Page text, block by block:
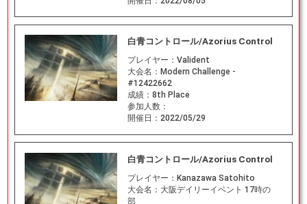
白青コントロール/Azorius Control
プレイヤー： Valident
大会名： Modern Challenge -
#12422662
成績： 8th Place
参加人数：
開催日： 2022/05/29
白青コントロール/Azorius Control
プレイヤー： Kanazawa Satohito
大会名： 大阪デイリーイベント 17時の
部